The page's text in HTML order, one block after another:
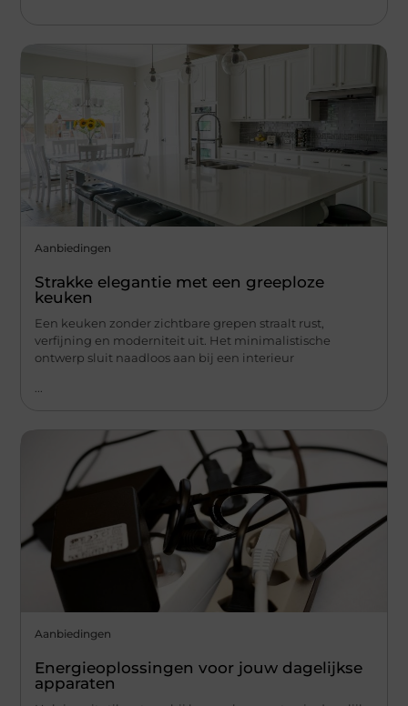
Aanbiedingen
Strakke elegantie met een greeploze
keuken
Een keuken zonder zichtbare grepen straalt rust,
verfijning en moderniteit uit. Het minimalistische
ontwerp sluit naadloos aan bij een interieur
...
Aanbiedingen
Energieoplossingen voor jouw dagelijkse
apparaten